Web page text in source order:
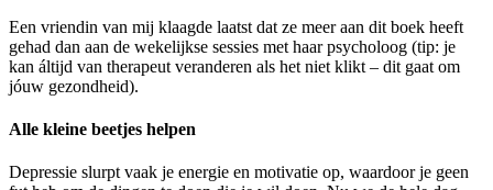
Een vriendin van mij klaagde laatst dat ze meer aan dit boek heeft
gehad dan aan de wekelijkse sessies met haar psycholoog (tip: je
kan áltijd van therapeut veranderen als het niet klikt – dit gaat om
jóuw gezondheid).
Alle kleine beetjes helpen
Depressie slurpt vaak je energie en motivatie op, waardoor je geen